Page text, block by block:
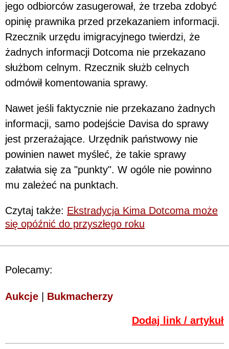
jego odbiorców zasugerował, że trzeba zdobyć
opinię prawnika przed przekazaniem informacji.
Rzecznik urzędu imigracyjnego twierdzi, że
żadnych informacji Dotcoma nie przekazano
służbom celnym. Rzecznik służb celnych
odmówił komentowania sprawy.
Nawet jeśli faktycznie nie przekazano żadnych
informacji, samo podejście Davisa do sprawy
jest przerażające. Urzędnik państwowy nie
powinien nawet myśleć, że takie sprawy
załatwia się za "punkty". W ogóle nie powinno
mu zależeć na punktach.
Czytaj także: Ekstradycja Kima Dotcoma może
się opóźnić do przyszłego roku
Polecamy:
Aukcje Bukmacherzy
Dodaj link / artykuł